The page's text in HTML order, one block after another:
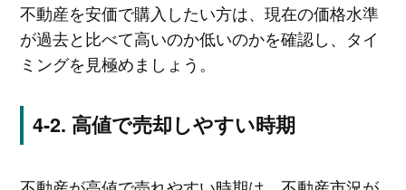
不動産を安価で購入したい方は、現在の価格水準
が過去と比べて高いのか低いのかを確認し、タイ
ミングを見極めましょう。
高値で売却しやすい時期